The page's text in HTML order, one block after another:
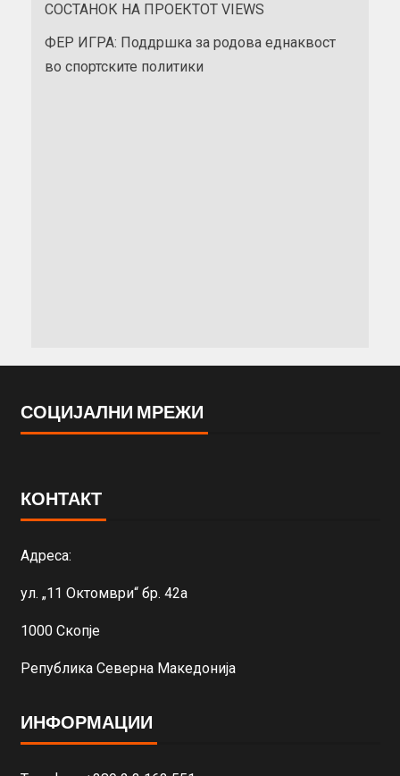
СОСТАНОК НА ПРОЕКТОТ VIEWS
ФЕР ИГРА: Поддршка за родова еднаквост
во спортските политики
СОЦИЈАЛНИ МРЕЖИ
КОНТАКТ
Адреса:
ул. „11 Октомври“ бр. 42а
1000 Скопје
Република Северна Македонија
ИНФОРМАЦИИ